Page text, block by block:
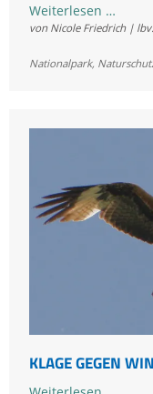
Weiterlesen …LBV
freut
von Nicole Friedrich |
Nationalpark,
KLAGE GEGEN